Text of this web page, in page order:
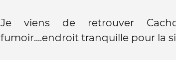
Je viens de retrouver
fumoir....endroit tranquille pour la